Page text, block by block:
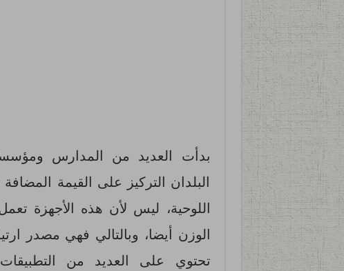
بدأت العديد من المدارس
البلدان التركيز على القيمة
اللوحية، ليس لأن هذه الأجهزة
الوزن أيضا، وبالتالي فهي مصدر
تحتوي على العديد من التطبيقات